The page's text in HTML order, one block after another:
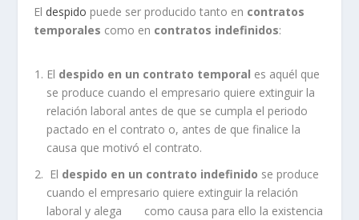
El despido puede ser producido tanto en contratos
temporales como en contratos indefinidos:
El despido en un contrato temporal es aquél que
se produce cuando el empresario quiere extinguir la
relación laboral antes de que se cumpla el periodo
pactado en el contrato o, antes de que finalice la
causa que motivó el contrato.
El despido en un contrato indefinido se produce
cuando el empresario quiere extinguir la relación
laboral y alega como causa para ello la existencia